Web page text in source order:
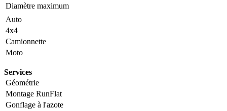
Diamètre maximum
Auto
4x4
Camionnette
Moto
Services
Géométrie
Montage RunFlat
Gonflage à l'azote